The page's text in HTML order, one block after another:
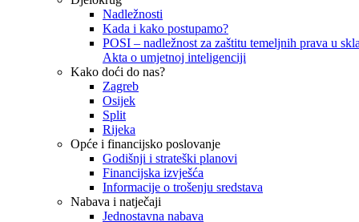
Nadležnosti
Kada i kako postupamo?
POSI – nadležnost za zaštitu temeljnih prava u
Akta o umjetnoj inteligenciji
Kako doći do nas?
Zagreb
Osijek
Split
Rijeka
Opće i financijsko poslovanje
Godišnji i strateški planovi
Financijska izvješća
Informacije o trošenju sredstava
Nabava i natječaji
Jednostavna nabava